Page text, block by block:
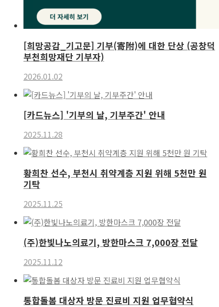
[희망공감_기고문] 기부(寄附)에 대한 단상 (공창덕
부천희망재단 기부자)
2026.01.02
[카드뉴스] '기부의 날, 기부주간' 안내
2025.11.28
황희찬 선수, 부천시 취약계층 지원 위해 5천만 원
기탁
2025.11.25
(주)한빛나노의료기, 방한마스크 7,000장 전달
2025.11.12
통합돌봄 대상자 방문 진료비 지원 업무협약식